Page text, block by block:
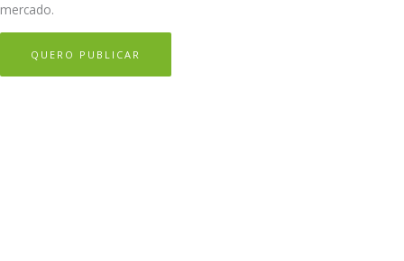
mercado.
QUERO PUBLICAR